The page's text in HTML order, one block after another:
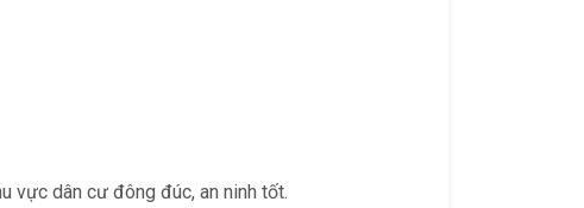
vực dân cư đông đúc, an ninh tốt.